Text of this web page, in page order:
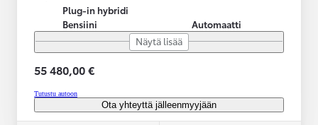
Plug-in hybridi
Bensiini
Automaatti
Näytä lisää
55 480,00 €
Tutustu autoon
Ota yhteyttä jälleenmyyjään